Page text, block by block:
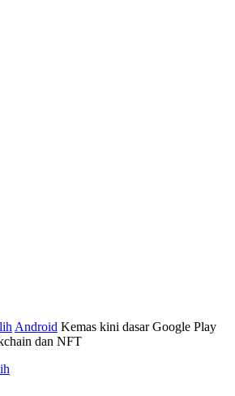
Android Kemas kini dasar Google Play
dan NFT